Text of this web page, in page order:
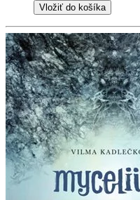
Vložiť do košíka